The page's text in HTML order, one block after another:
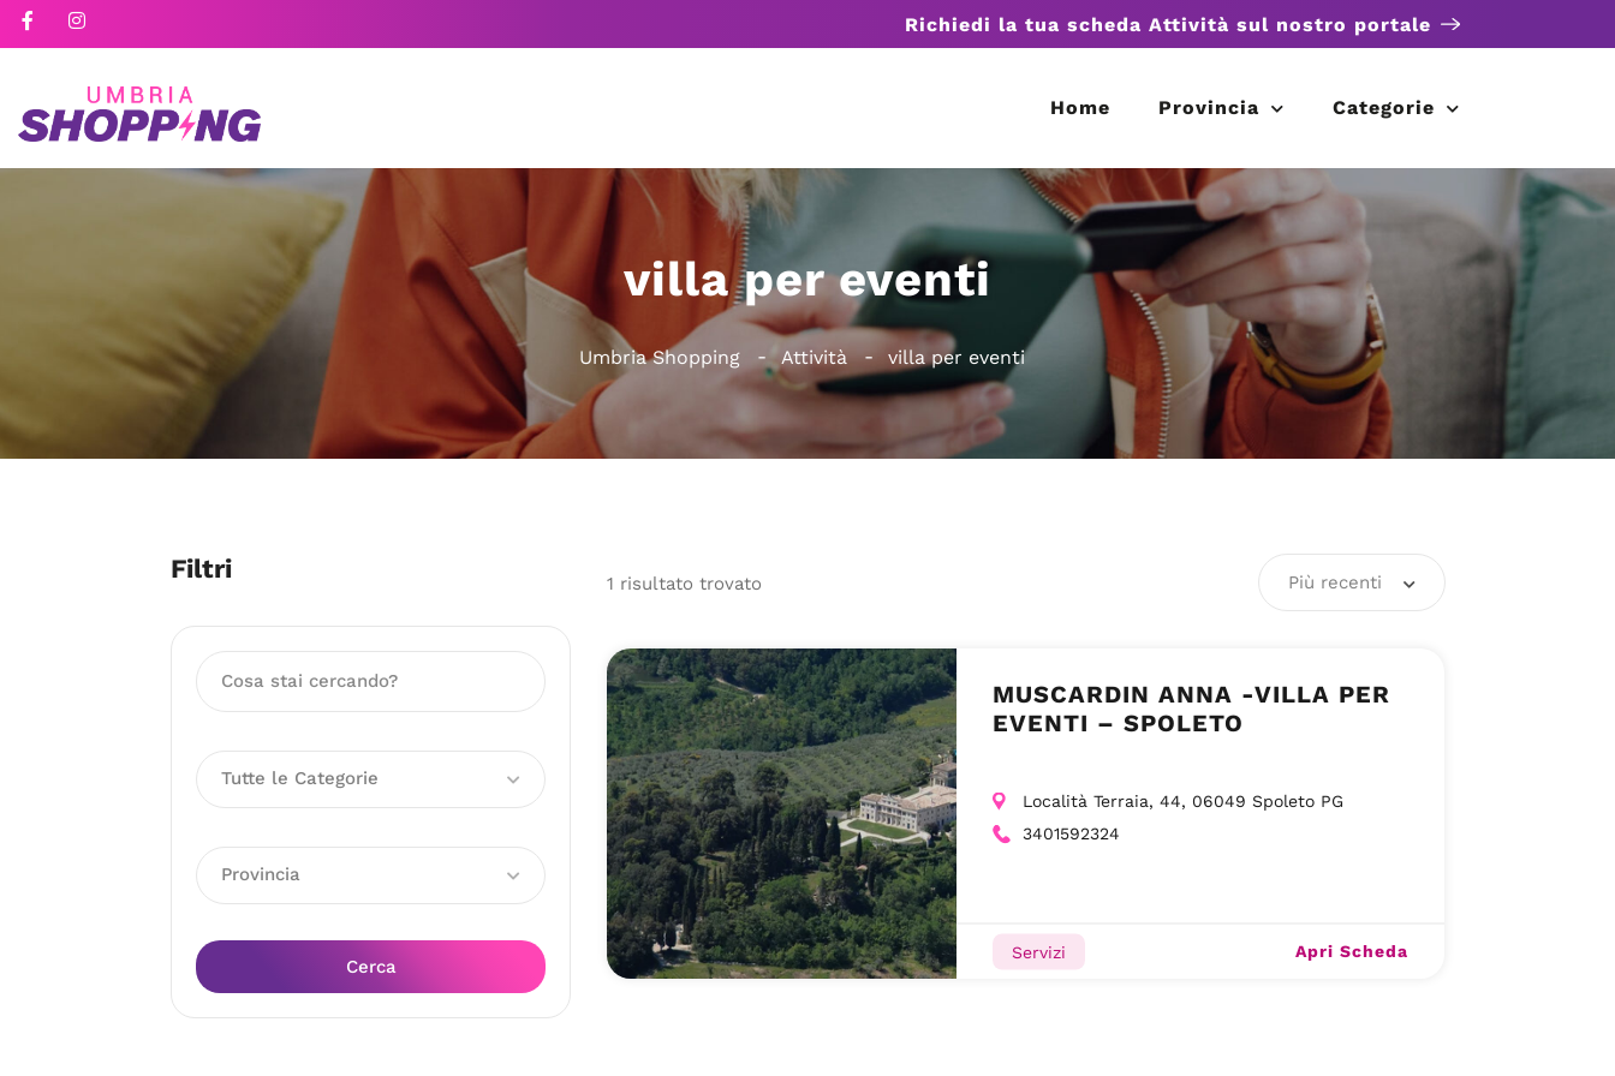
Richiedi la tua scheda Attività sul nostro portale
Home Provincia Categorie
villa per eventi
Umbria Shopping Attività villa per eventi
Filtri
Tutte le Categorie
Provincia
Cerca
1 risultato trovato Più recenti
MUSCARDIN ANNA -VILLA PER
EVENTI – SPOLETO
Località Terraia, 44, 06049 Spoleto PG
3401592324
Servizi Apri Scheda